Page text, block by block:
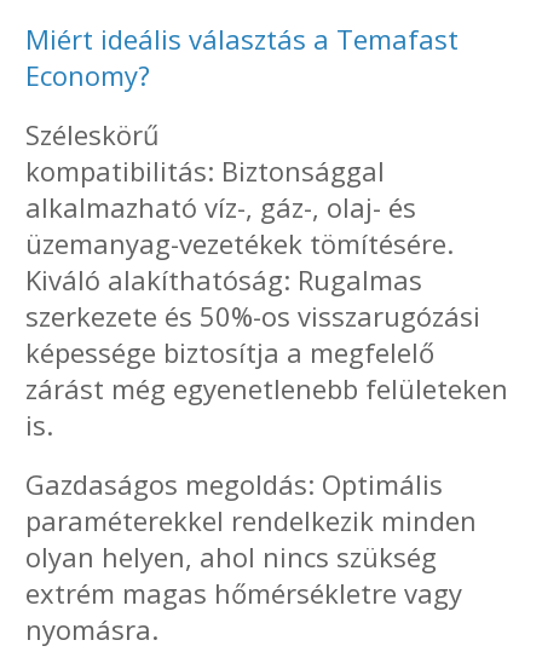
Miért ideális választás a Temafast
Economy?
Széleskörű
kompatibilitás: Biztonsággal
alkalmazható víz-, gáz-, olaj- és
üzemanyag-vezetékek tömítésére.
Kiváló alakíthatóság: Rugalmas
szerkezete és 50%-os visszarugózási
képessége biztosítja a megfelelő
zárást még egyenetlenebb felületeken
is.
Gazdaságos megoldás: Optimális
paraméterekkel rendelkezik minden
olyan helyen, ahol nincs szükség
extrém magas hőmérsékletre vagy
nyomásra.